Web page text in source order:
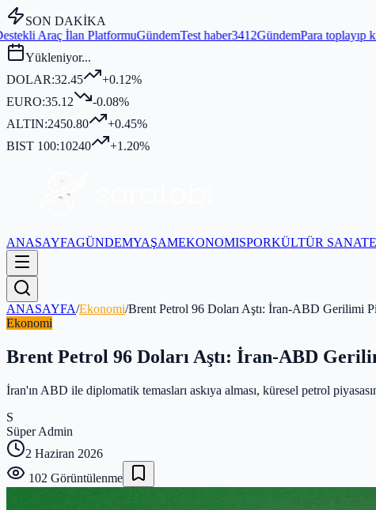
SON DAKİKA
GündemTest haber3412GündemPara toplayıp kurban kesmediği
Yükleniyor...
DOLAR:32.45
+0.12%
EURO:35.12
-0.08%
ALTIN:2450.80
+0.45%
BIST 100:10240 +1.20%
ANASAYFAGÜNDEMYAŞAMEKONOMISPORKÜLTÜR SANAT
ANASAYFA/Ekonomi/Brent Petrol 96 Doları Aştı: İran-ABD Gerilimi
Ekonomi
Brent Petrol 96 Doları Aştı: İran-ABD
İran'ın ABD ile diplomatik temasları askıya alması, küresel petrol
S
Süper Admin
2 Haziran 2026
102 Görüntülenme